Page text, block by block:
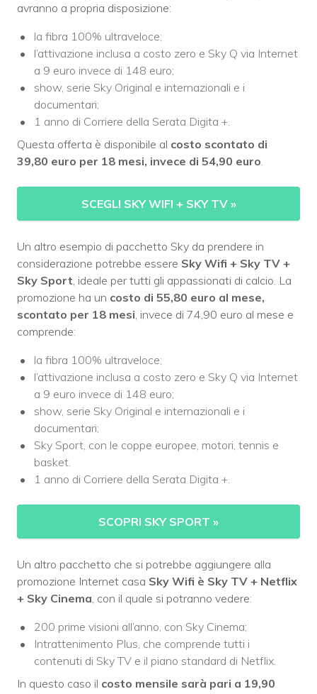
avranno a propria disposizione:
la fibra 100% ultraveloce;
l’attivazione inclusa a costo zero e Sky Q via Internet
a 9 euro invece di 148 euro;
show, serie Sky Original e internazionali e i
documentari;
1 anno di Corriere della Serata Digita +.
Questa offerta è disponibile al costo scontato di
39,80 euro per 18 mesi, invece di 54,90 euro.
SCEGLI SKY WIFI + SKY TV »
Un altro esempio di pacchetto Sky da prendere in
considerazione potrebbe essere Sky Wifi + Sky TV +
Sky Sport, ideale per tutti gli appassionati di calcio. La
promozione ha un costo di 55,80 euro al mese,
scontato per 18 mesi, invece di 74,90 euro al mese e
comprende:
la fibra 100% ultraveloce;
l’attivazione inclusa a costo zero e Sky Q via Internet
a 9 euro invece di 148 euro;
show, serie Sky Original e internazionali e i
documentari;
Sky Sport, con le coppe europee, motori, tennis e
basket.
1 anno di Corriere della Serata Digita +.
SCOPRI SKY SPORT »
Un altro pacchetto che si potrebbe aggiungere alla
promozione Internet casa Sky Wifi è Sky TV + Netflix
+ Sky Cinema, con il quale si potranno vedere:
200 prime visioni all’anno, con Sky Cinema;
Intrattenimento Plus, che comprende tutti i
contenuti di Sky TV e il piano standard di Netflix.
In questo caso il costo mensile sarà pari a 19,90